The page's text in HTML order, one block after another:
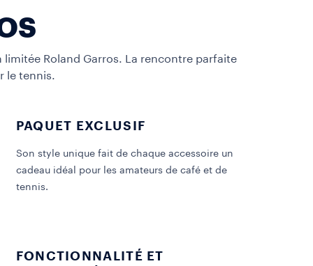
Roland Garros. La rencontre parfaite
le tennis.
PAQUET EXCLUSIF
Son style unique fait de chaque accessoire un
cadeau idéal pour les amateurs de café et de
tennis.
FONCTIONNALITÉ ET